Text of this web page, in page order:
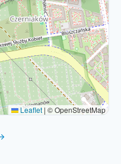
Leaflet | © OpenStreetMap